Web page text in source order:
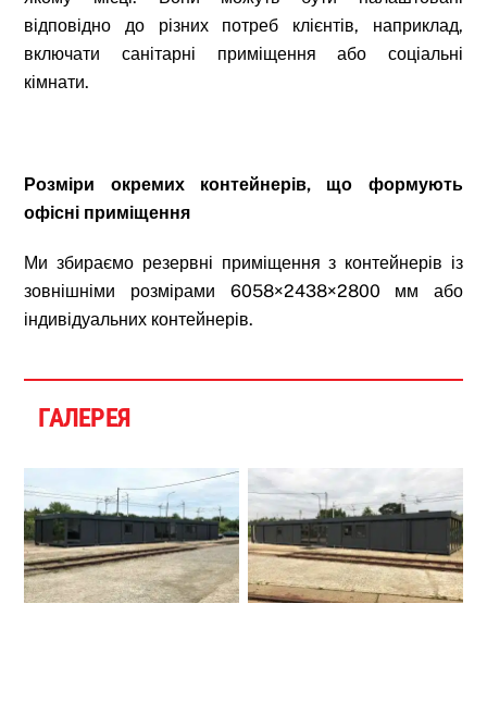
відповідно до різних потреб клієнтів, наприклад,
включати санітарні приміщення або соціальні
кімнати.
Розміри окремих контейнерів, що формують
офісні приміщення
Ми збираємо резервні приміщення з контейнерів із
зовнішніми розмірами 6058×2438×2800 мм або
індивідуальних контейнерів.
ГАЛЕРЕЯ